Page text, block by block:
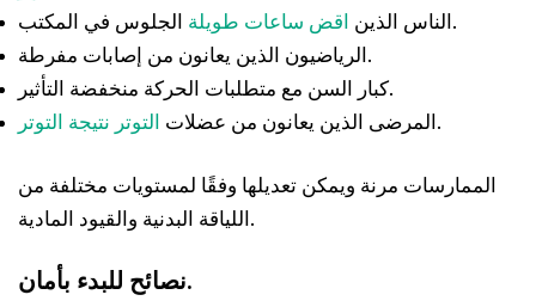
الناس الذين
اقض ساعات طويلة
الجلوس في المكتب.
الرياضيون الذين يعانون من إصابات مفرطة.
كبار السن مع متطلبات الحركة منخفضة التأثير.
المرضى الذين يعانون من عضلات
التوتر نتيجة التوتر .
الممارسات مرنة ويمكن تعديلها وفقًا لمستويات مختلفة من
اللياقة البدنية والقيود المادية.
نصائح للبدء بأمان.